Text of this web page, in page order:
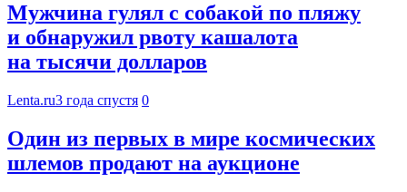
Мужчина гулял с собакой по пляжу
и обнаружил рвоту кашалота
на тысячи долларов
Lenta.ru3 года спустя 0
Один из первых в мире космических
шлемов продают на аукционе